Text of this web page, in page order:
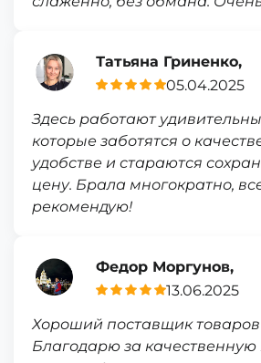
Татьяна Гриненко,
05.04.2025
Здесь работают
которые заботятся о
удобстве и стараются
цену. Брала многократно,
рекомендую!
Федор Моргунов,
13.06.2025
Хороший поставщик
Благодарю за